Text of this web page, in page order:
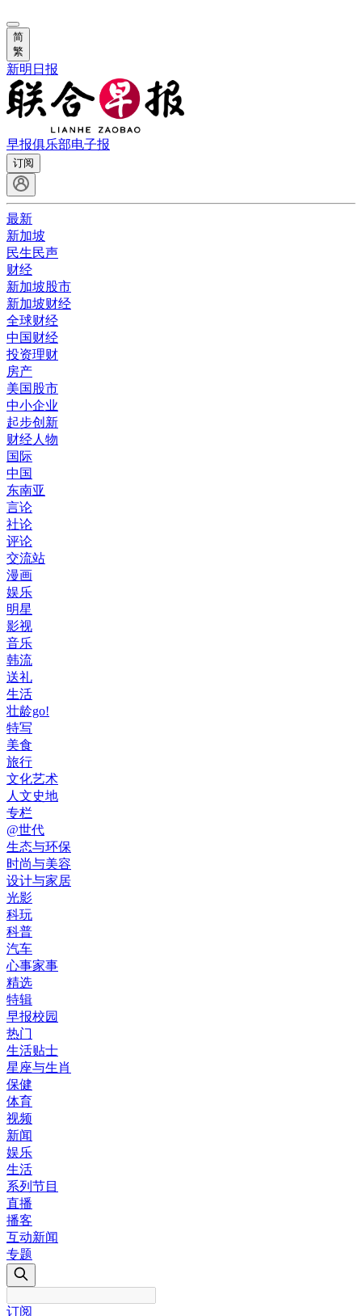
简
繁
新明日报
早报俱乐部电子报
订阅
最新
新加坡
民生民声
财经
新加坡股市
新加坡财经
全球财经
中国财经
投资理财
房产
美国股市
中小企业
起步创新
财经人物
国际
中国
东南亚
言论
社论
评论
交流站
漫画
娱乐
明星
影视
音乐
韩流
送礼
生活
壮龄go!
特写
美食
旅行
文化艺术
人文史地
专栏
@世代
生态与环保
时尚与美容
设计与家居
光影
科玩
科普
汽车
心事家事
精选
特辑
早报校园
热门
生活贴士
星座与生肖
保健
体育
视频
新闻
娱乐
生活
系列节目
直播
播客
互动新闻
专题
订阅